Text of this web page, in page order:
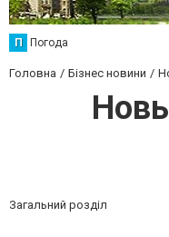
П Погода
Головна Бізнес новини
Загальний розділ